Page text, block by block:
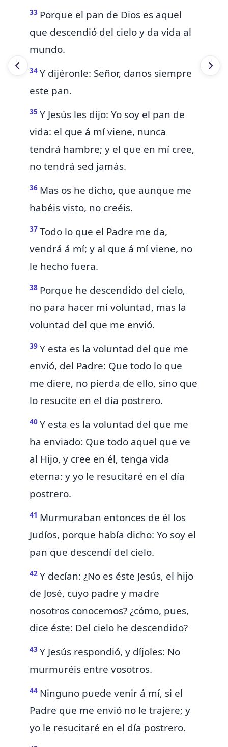
33 Porque el pan de Dios es aquel
que descendió del cielo y da vida al
mundo.
34 Y dijéronle: Señor, danos siempre
este pan.
35 Y Jesús les dijo: Yo soy el pan de
vida: el que á mí viene, nunca
tendrá hambre; y el que en mí cree,
no tendrá sed jamás.
36 Mas os he dicho, que aunque me
habéis visto, no creéis.
37 Todo lo que el Padre me da,
vendrá á mí; y al que á mí viene, no
le hecho fuera.
38 Porque he descendido del cielo,
no para hacer mi voluntad, mas la
voluntad del que me envió.
39 Y esta es la voluntad del que me
envió, del Padre: Que todo lo que
me diere, no pierda de ello, sino que
lo resucite en el día postrero.
40 Y esta es la voluntad del que me
ha enviado: Que todo aquel que ve
al Hijo, y cree en él, tenga vida
eterna: y yo le resucitaré en el día
postrero.
41 Murmuraban entonces de él los
Judíos, porque había dicho: Yo soy el
pan que descendí del cielo.
42 Y decían: ¿No es éste Jesús, el hijo
de José, cuyo padre y madre
nosotros conocemos? ¿cómo, pues,
dice éste: Del cielo he descendido?
43 Y Jesús respondió, y díjoles: No
murmuréis entre vosotros.
44 Ninguno puede venir á mí, si el
Padre que me envió no le trajere; y
yo le resucitaré en el día postrero.